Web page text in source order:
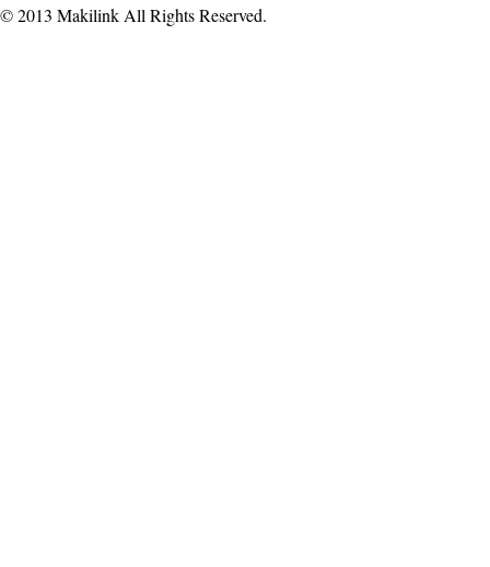
© 2013 Makilink All Rights Reserved.